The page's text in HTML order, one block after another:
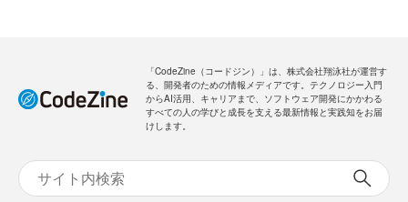
「CodeZine（コードジン）」は、株式会社翔泳社が運営す
る、開発者のための情報メディアです。テクノロジー入門
からAI活用、キャリアまで、ソフトウェア開発にかかわる
すべての人の学びと成長を支える最新情報と実践知をお届
けします。